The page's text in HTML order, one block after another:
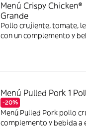
Menú Crispy Chicken®
Grande
Pollo crujiente, tomate,
con un complemento y
Menú Pulled Pork 1
-20%
Menú Pulled Pork pollo
complemento y bebida a